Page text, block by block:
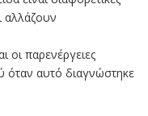
αλλάζουν
οι παρενέργειες
όταν αυτό διαγνώστηκε